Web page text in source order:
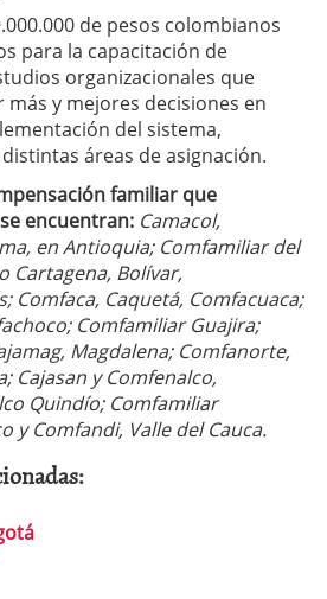
de pesos colombianos
para la capacitación de
organizacionales que
y mejores decisiones en
del sistema,
áreas de asignación.
familiar que
encuentran: Camacol,
en Antioquia; Comfamiliar del
Cartagena, Bolívar,
Comfaca, Caquetá, Comfacuaca;
Comfamiliar Guajira;
Magdalena; Comfanorte,
Cajasan y Comfenalco,
Quindío; Comfamiliar
y Comfandi, Valle del Cauca.